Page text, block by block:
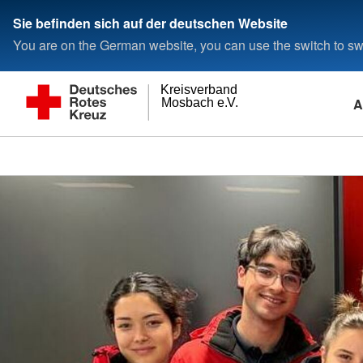
Sie befinden sich auf der deutschen Website
You are on the German website, you can use the switch to
Mosbach e.V.
Kreisverband